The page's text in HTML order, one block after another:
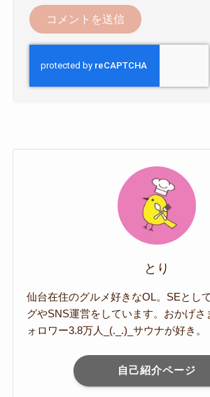
とり
仙台在住のグルメ好きなOL。SEとし
グやSNS運営をしています。おかげさ
ォロワー3.8万人_(._.)_サウナが好き。
自己紹介ページ